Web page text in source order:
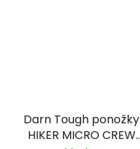
Darn Tough ponožky
HIKER MICRO CREW